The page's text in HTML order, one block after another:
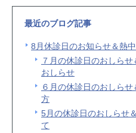
最近のブログ記事
8月休診日のお知らせ＆熱
７月の休診日のおしら
おしらせ
６月の休診日のおしら
方
5月の休診日のおしらせ
て